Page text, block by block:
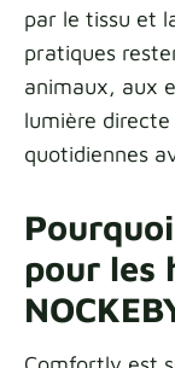
par le tissu et
pratiques
animaux, aux
lumière
quotidiennes
pour les